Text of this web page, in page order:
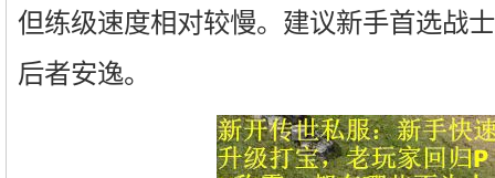
但练级速度相对较慢。建议新手首选战
后者安逸。